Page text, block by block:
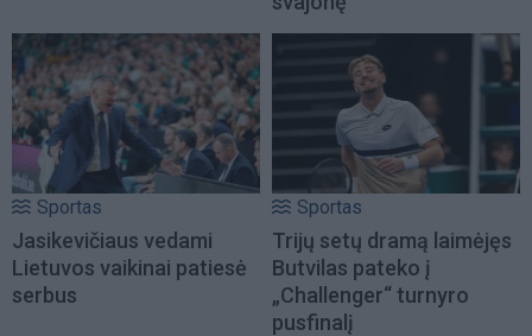
Sportas
Jasikevičiaus vedami
Lietuvos vaikinai patiesė
serbus
Sportas
Trijų setų dramą laimėjęs
Butvilas pateko į
„Challenger“ turnyro
pusfinalį